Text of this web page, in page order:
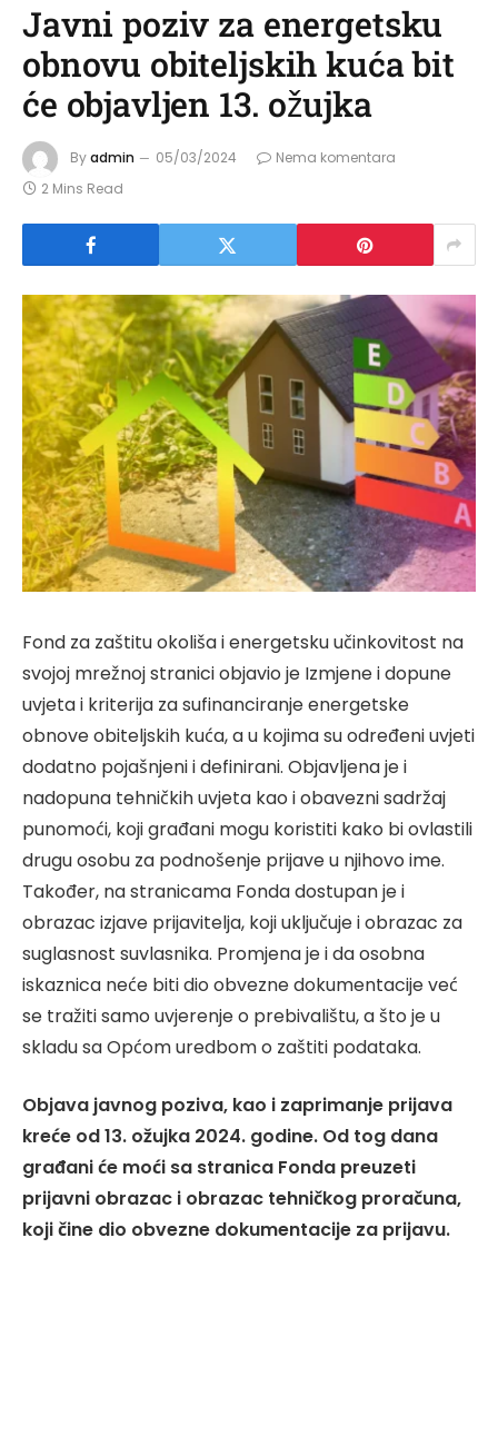
Javni poziv za energetsku
obnovu obiteljskih kuća bit
će objavljen 13. ožujka
Byadmin 05/03/2024
Nema komentara
2 Mins Read
Fond za zaštitu okoliša i energetsku učinkovitost na
svojoj mrežnoj stranici objavio je Izmjene i dopune
uvjeta i kriterija za sufinanciranje energetske
obnove obiteljskih kuća, a u kojima su određeni uvjeti
dodatno pojašnjeni i definirani. Objavljena je i
nadopuna tehničkih uvjeta kao i obavezni sadržaj
punomoći, koji građani mogu koristiti kako bi ovlastili
drugu osobu za podnošenje prijave u njihovo ime.
Također, na stranicama Fonda dostupan je i
obrazac izjave prijavitelja, koji uključuje i obrazac za
suglasnost suvlasnika. Promjena je i da osobna
iskaznica neće biti dio obvezne dokumentacije već
se tražiti samo uvjerenje o prebivalištu, a što je u
skladu sa Općom uredbom o zaštiti podataka.
Objava javnog poziva, kao i zaprimanje prijava
kreće od 13. ožujka 2024. godine. Od tog dana
građani će moći sa stranica Fonda preuzeti
prijavni obrazac i obrazac tehničkog proračuna,
koji čine dio obvezne dokumentacije za prijavu.